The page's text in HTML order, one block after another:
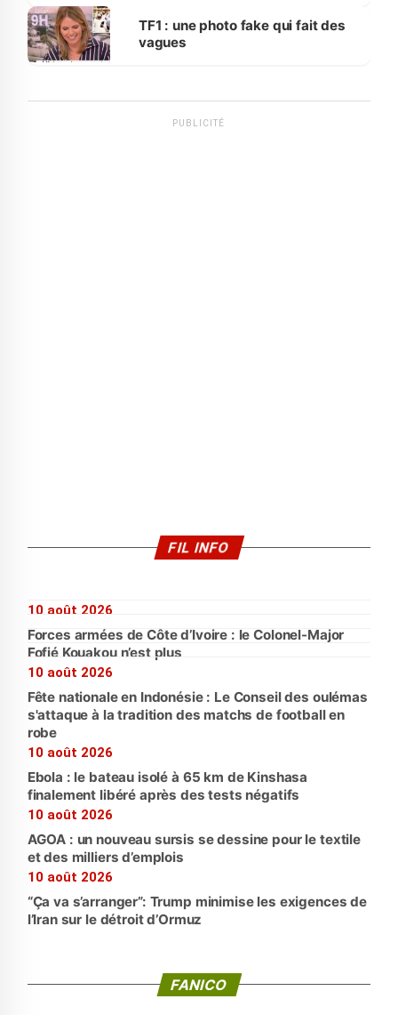
sur la scène internationale »
TF1 : une photo fake qui fait des
vagues
PUBLICITÉ
FIL INFO
10 août 2026
Forces armées de Côte d’Ivoire : le Colonel-Major
Fofié Kouakou n’est plus
10 août 2026
Fête nationale en Indonésie : Le Conseil des oulémas
s'attaque à la tradition des matchs de football en
robe
10 août 2026
Ebola : le bateau isolé à 65 km de Kinshasa
finalement libéré après des tests négatifs
10 août 2026
AGOA : un nouveau sursis se dessine pour le textile
et des milliers d’emplois
10 août 2026
“Ça va s’arranger”: Trump minimise les exigences de
l’Iran sur le détroit d’Ormuz
FANICO